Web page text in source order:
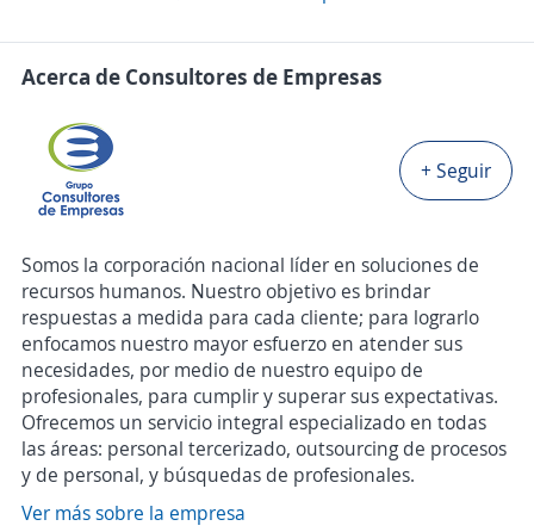
Acerca de Consultores de Empresas
+ Seguir
Somos la corporación nacional líder en soluciones de
recursos humanos. Nuestro objetivo es brindar
respuestas a medida para cada cliente; para lograrlo
enfocamos nuestro mayor esfuerzo en atender sus
necesidades, por medio de nuestro equipo de
profesionales, para cumplir y superar sus expectativas.
Ofrecemos un servicio integral especializado en todas
las áreas: personal tercerizado, outsourcing de procesos
y de personal, y búsquedas de profesionales.
Ver más sobre la empresa